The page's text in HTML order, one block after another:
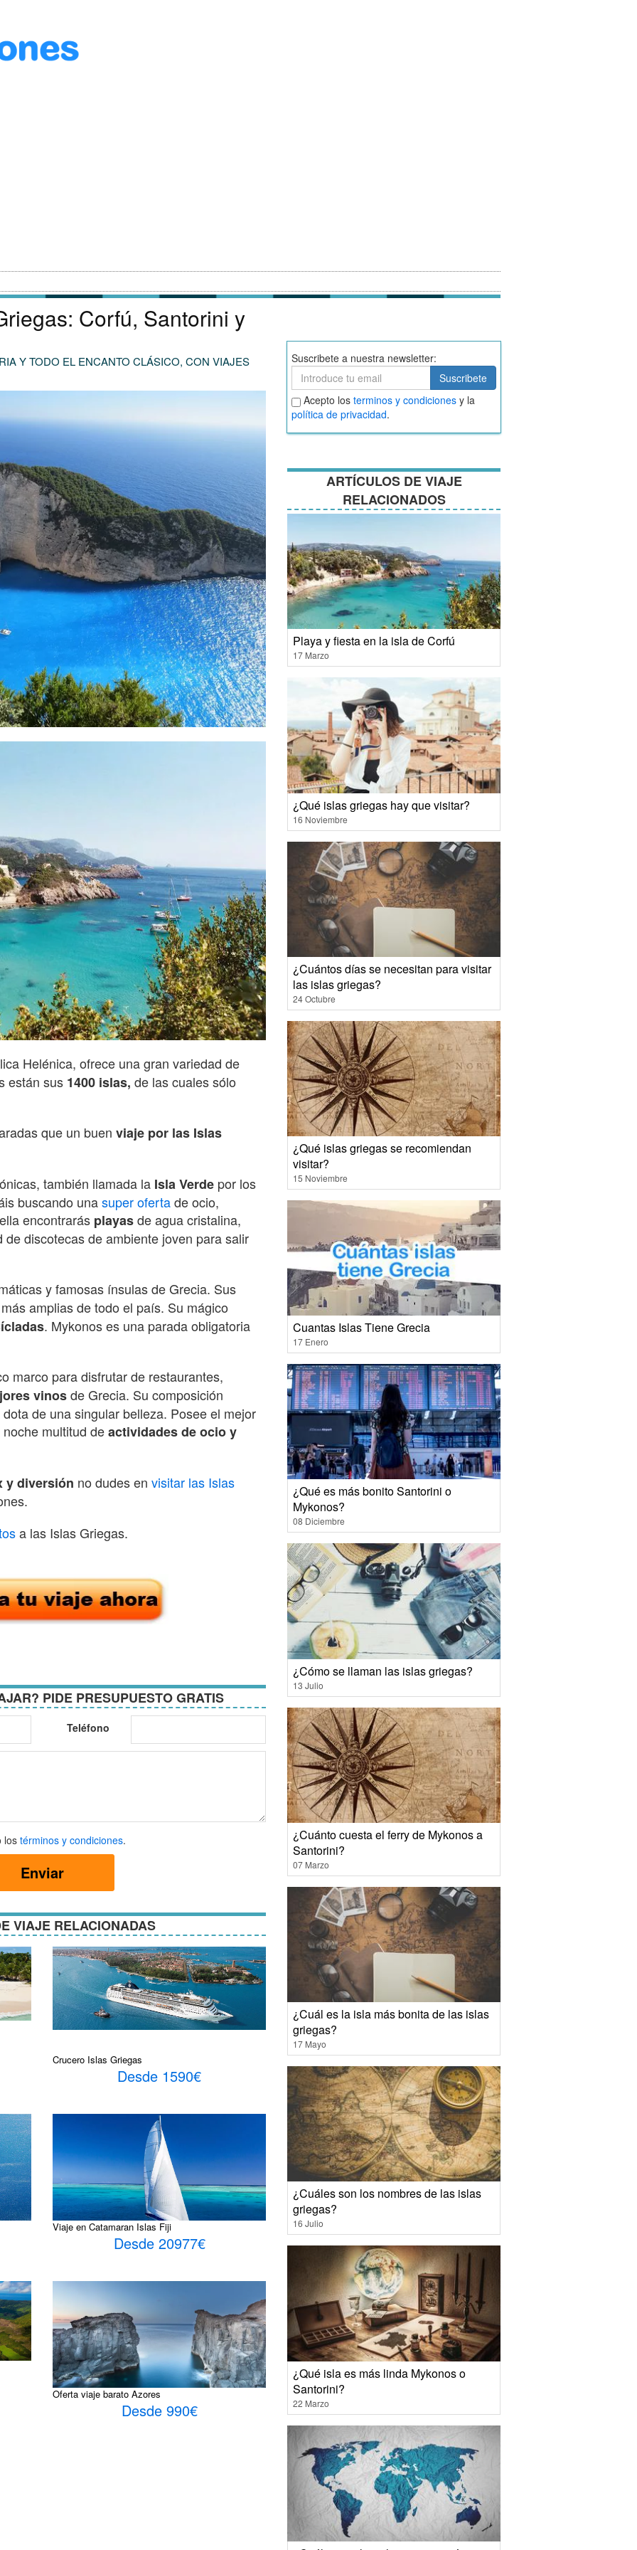
Corfú, Santorini y
Y TODO EL ENCANTO CLÁSICO, CON VIAJES
Helénica, ofrece una gran variedad de
están sus 1400 islas, de las cuales sólo
que un buen viaje por las Islas
también llamada la Isla Verde por los
buscando unasuper ofertade ocio,
encontrarás playasde agua cristalina,
discotecas de ambiente joven para salir
y famosas ínsulas de Grecia. Sus
amplias de todo el país. Su mágico
. Mykonos es una parada obligatoria
marco para disfrutar de restaurantes,
vinosde Grecia. Su composición
de una singular belleza. Posee el mejor
multitud deactividades de ocio y
y diversión no dudes en visitar las Islas
a las Islas Griegas.
PIDE PRESUPUESTO GRATIS
Teléfono
lostérminos y condiciones.
Enviar
VIAJE RELACIONADAS
Crucero Islas Griegas
Desde 1590€
Viaje en Catamaran Islas Fiji
Desde 20977€
Oferta viaje barato Azores
Desde 990€
Suscribete a nuestra newsletter:
Suscribete
Suscribete
Aceptar
términos
y
condiciones
Acepto los terminos y condiciones y la
política de privacidad.
ARTÍCULOS DE VIAJE
RELACIONADOS
Playa y fiesta en la isla de Corfú
17 Marzo
¿Qué islas griegas hay que visitar?
16 Noviembre
¿Cuántos días se necesitan para visitar
las islas griegas?
24 Octubre
¿Qué islas griegas se recomiendan
visitar?
15 Noviembre
Cuantas Islas Tiene Grecia
17 Enero
¿Qué es más bonito Santorini o
Mykonos?
08 Diciembre
¿Cómo se llaman las islas griegas?
13 Julio
¿Cuánto cuesta el ferry de Mykonos a
Santorini?
07 Marzo
¿Cuál es la isla más bonita de las islas
griegas?
17 Mayo
¿Cuáles son los nombres de las islas
griegas?
16 Julio
¿Qué isla es más linda Mykonos o
Santorini?
22 Marzo